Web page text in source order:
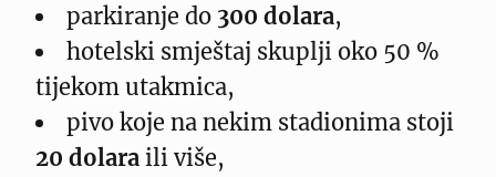
parkiranje do 300 dolara,
hotelski smještaj skuplji oko 50 %
tijekom utakmica,
pivo koje na nekim stadionima stoji
20 dolara ili više,